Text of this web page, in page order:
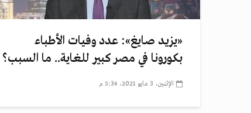
«يزيد صايغ»: عدد وفيات الأطباء
بكورونا في مصر كبير للغاية.. ما السبب؟
الإثنين، 3 مايو 2021، 5:34 م